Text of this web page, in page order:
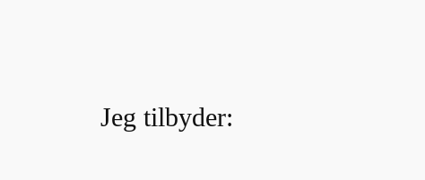
Jeg tilbyder: